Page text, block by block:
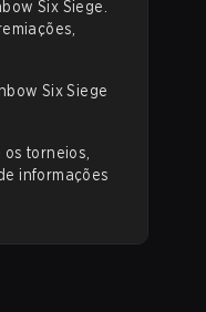
Six Siege.
Six Siege
torneios,
informações